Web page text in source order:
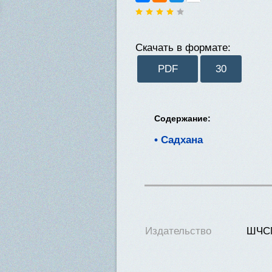
Скачать в формате:
PDF
30
Содержание:
Садхана
Издательство